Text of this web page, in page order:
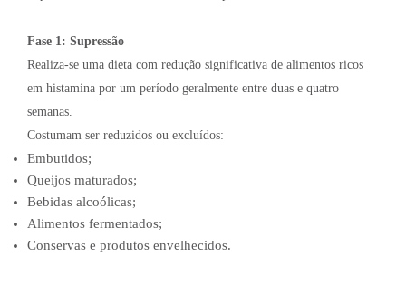
Fase 1: Supressão
Realiza-se uma dieta com redução significativa de alimentos ricos
em histamina por um período geralmente entre duas e quatro
semanas.
Costumam ser reduzidos ou excluídos:
Embutidos;
Queijos maturados;
Bebidas alcoólicas;
Alimentos fermentados;
Conservas e produtos envelhecidos.